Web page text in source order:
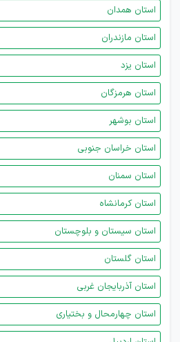
استان همدان
استان مازندران
استان یزد
استان هرمزگان
استان بوشهر
استان خراسان جنوبی
استان سمنان
استان کرمانشاه
استان سیستان و بلوچستان
استان گلستان
استان آذربایجان غربی
استان چهارمحال و بختیاری